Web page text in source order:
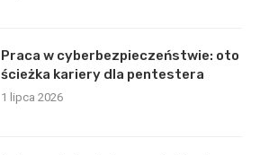
Praca w cyberbezpieczeństwie: oto
ścieżka kariery dla pentestera
1 lipca 2026